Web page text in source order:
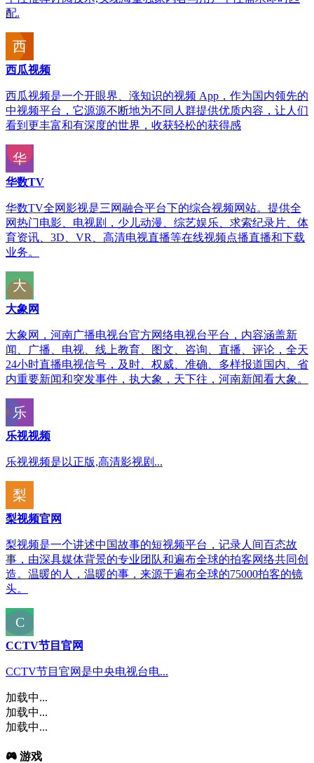
配.
西瓜视频
西瓜视频是一个开眼界、涨知识的视频 App，作为国内领先的
中视频平台，它源源不断地为不同人群提供优质内容，让人们
看到更丰富和有深度的世界，收获轻松的获得感
华数TV
华数TV全网影视是三网融合平台下的综合视频网站。提供全
网热门电影、电视剧，少儿动漫、综艺娱乐、求索纪录片、体
育资讯、3D、VR、高清电视直播等在线视频点播直播和下载
业务。
大象网
大象网，河南广播电视台官方网络电视台平台，内容涵盖新
闻、广播、电视、线上教育、图文、咨询、直播、评论，全天
24小时直播电视信号，及时、权威、准确、多样报道国内、省
内重要新闻和突发事件，执大象，天下往，河南新闻看大象。
乐视视频
乐视视频是以正版,高清影视剧...
梨视频官网
梨视频是一个讲述中国故事的短视频平台，记录人间百态故
事，由深具媒体背景的专业团队和遍布全球的拍客网络共同创
造。温暖的人，温暖的事，来源于遍布全球的75000拍客的镜
头。
CCTV节目官网
CCTV节目官网是中央电视台电...
加载中...
加载中...
加载中...
游戏